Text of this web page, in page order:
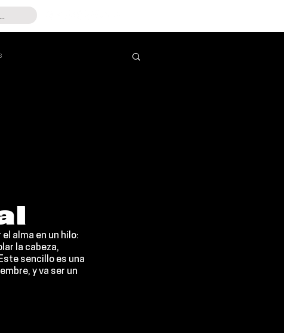
el alma en un hilo:
la cabeza,
sencillo es una
, y va ser un